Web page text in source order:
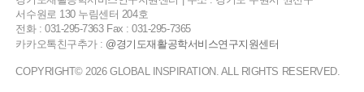
서수원로 130 누림센터 204호
전화 : 031-295-7363 Fax : 031-295-7365
카카오톡친구추가 : @경기도재활공학서비스연구지원센터
COPYRIGHT© 2026 GLOBAL INSPIRATION. ALL RIGHTS RESERVED.